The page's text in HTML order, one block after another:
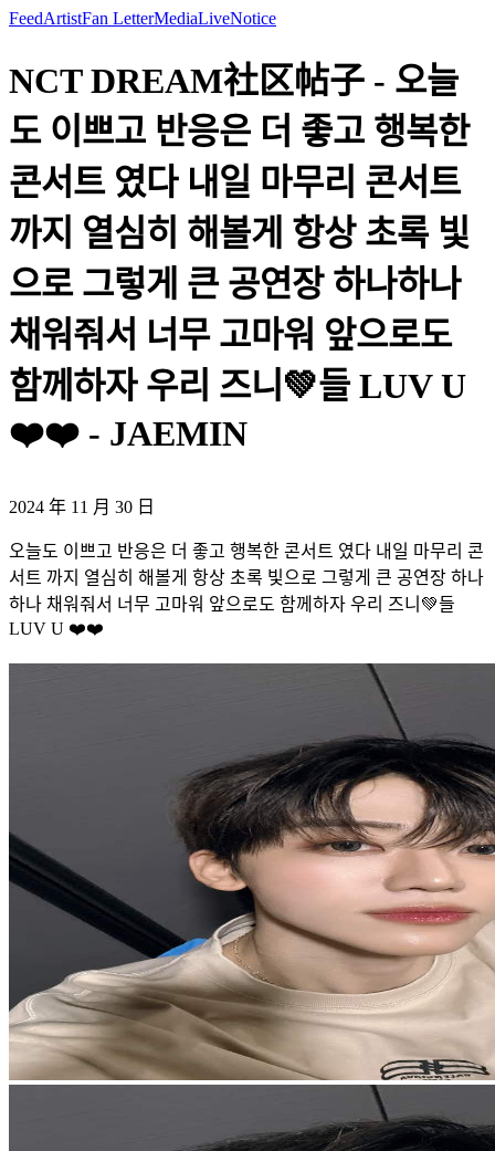
FeedArtistFan LetterMediaLiveNotice
NCT DREAM社区帖子 - 오늘
도 이쁘고 반응은 더 좋고 행복한
콘서트 였다 내일 마무리 콘서트
까지 열심히 해볼게 항상 초록 빛
으로 그렇게 큰 공연장 하나하나
채워줘서 너무 고마워 앞으로도
함께하자 우리 즈니💚들 LUV U
❤️❤️ - JAEMIN
2024 年 11 月 30 日
오늘도 이쁘고 반응은 더 좋고 행복한 콘서트 였다 내일 마무리 콘
서트 까지 열심히 해볼게 항상 초록 빛으로 그렇게 큰 공연장 하나
하나 채워줘서 너무 고마워 앞으로도 함께하자 우리 즈니💚들
LUV U ❤️❤️